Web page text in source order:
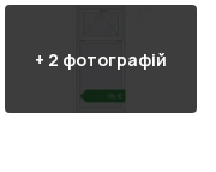
+ 2 фотографій